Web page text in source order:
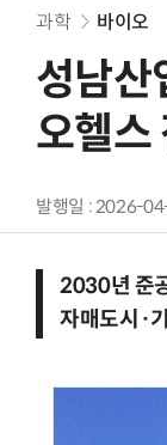
과학 바이오
성남
오헬스
발행일 : 2026-
2030년 준
자매도시·